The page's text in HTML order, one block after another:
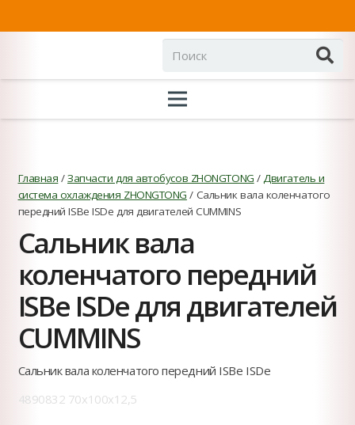
Главная /Запчасти для автобусов ZHONGTONG / Двигатель и
система охлаждения ZHONGTONG / Сальник вала коленчатого
передний ISBe ISDe для двигателей CUMMINS
Сальник вала
коленчатого передний
ISBe ISDe для двигателей
CUMMINS
Сальник вала коленчатого передний ISBe ISDe
4890832 70x100x12,5